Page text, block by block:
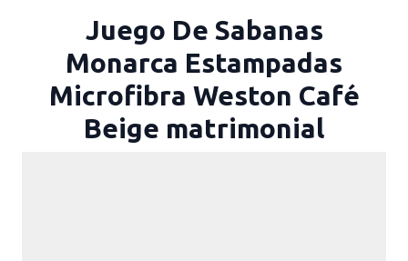
Juego De Sabanas
Monarca Estampadas
Microfibra Weston Café
Beige matrimonial